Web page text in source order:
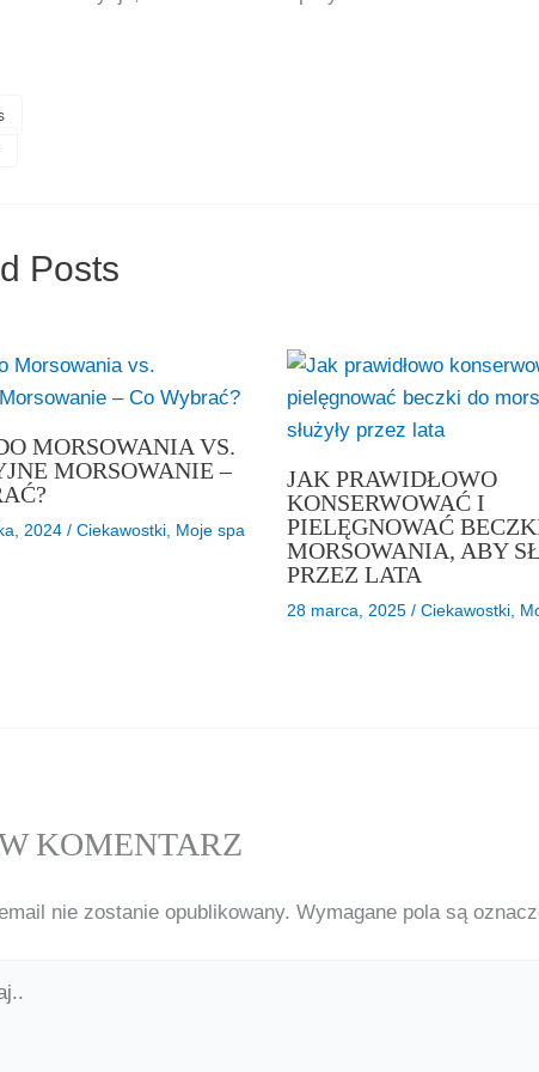
Posts
MORSOWANIA VS.
MORSOWANIE –
2024 / Ciekawostki, Moje spa
JAK PRAWIDŁOWO
KONSERWOWAĆ I
PIELĘGNOWAĆ
MORSOWANIA, ABY
PRZEZ LATA
28 marca, 2025 / Ciekawostki,
KOMENTARZ
nie zostanie opublikowany. Wymagane pola są